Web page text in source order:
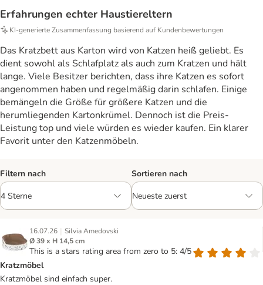
Erfahrungen echter Haustiereltern
KI‑generierte Zusammenfassung basierend auf Kundenbewertungen
Das Kratzbett aus Karton wird von Katzen heiß geliebt. Es
dient sowohl als Schlafplatz als auch zum Kratzen und hält
lange. Viele Besitzer berichten, dass ihre Katzen es sofort
angenommen haben und regelmäßig darin schlafen. Einige
bemängeln die Größe für größere Katzen und die
herumliegenden Kartonkrümel. Dennoch ist die Preis-
Leistung top und viele würden es wieder kaufen. Ein klarer
Favorit unter den Katzenmöbeln.
Filtern nach Sortieren nach
16.07.26 | Silvia Amedovski
Ø 39 x H 14,5 cm
This is a stars rating area from zero to 5: 4/5
Kratzmöbel
Kratzmöbel sind einfach super.